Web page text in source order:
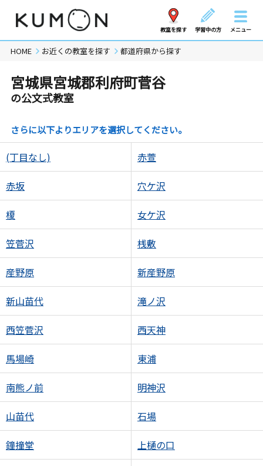
教室を探す 学習中の方 メニュー
HOME お近くの教室を探す 都道府県から探す
宮城県宮城郡利府町菅谷
の公文式教室
さらに以下よりエリアを選択してください。
(丁目なし) 赤萱
赤坂 穴ケ沢
榎 女ケ沢
笠菅沢 桟敷
産野原 新産野原
新山苗代 滝ノ沢
西笠菅沢 西天神
馬場崎 東浦
南熊ノ前 明神沢
山苗代 石場
鐘撞堂 上樋の口